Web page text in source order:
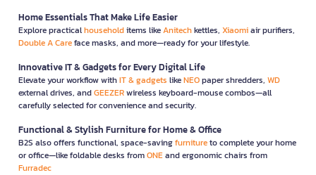
Home Essentials That Make Life Easier
Explore practicalhouseholditems likeAnitechkettles, Xiaomiair purifiers,
Double A Careface masks, and more—ready for your lifestyle.
Innovative IT & Gadgets for Every Digital Life
Elevate your workflow withIT & gadgets likeNEOpaper shredders, WD
external drives, andGEEZERwireless keyboard-mouse combos—all
carefully selected for convenience and security.
Functional & Stylish Furniture for Home & Office
B2S also offers functional, space-savingfurnitureto complete your home
or office—like foldable desks fromONEand ergonomic chairs from
Furradec